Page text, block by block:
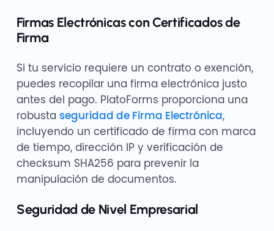
Firmas Electrónicas con Certificados de
Firma
Si tu servicio requiere un contrato o exención,
puedes recopilar una firma electrónica justo
antes del pago. PlatoForms proporciona una
robusta seguridad de Firma Electrónica,
incluyendo un certificado de firma con marca
de tiempo, dirección IP y verificación de
checksum SHA256 para prevenir la
manipulación de documentos.
Seguridad de Nivel Empresarial